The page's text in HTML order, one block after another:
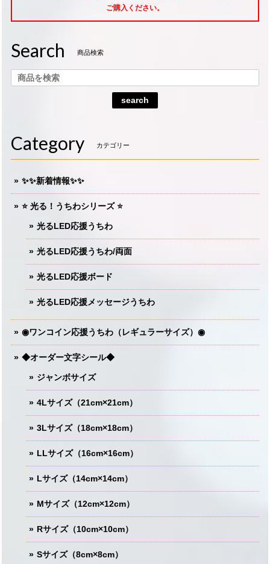
ご購入ください。
Search 商品検索
search
Category カテゴリー
✨✨新着情報✨✨
⭐️ 光る！うちわシリーズ ⭐️
光るLED応援うちわ
光るLED応援うちわ/両面
光るLED応援ボード
光るLED応援メッセージうちわ
◉ワンコイン応援うちわ（レギュラーサイズ）◉
◆オーダー文字シール◆
ジャンボサイズ
4Lサイズ（21cm×21cm）
3Lサイズ（18cm×18cm）
LLサイズ（16cm×16cm）
Lサイズ（14cm×14cm）
Mサイズ（12cm×12cm）
Rサイズ（10cm×10cm）
Sサイズ（8cm×8cm）